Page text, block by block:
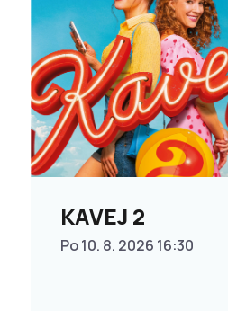
KAVEJ 2
Po 10. 8. 2026 16:30